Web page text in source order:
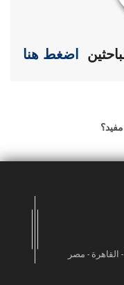
الزائـرون
اضغط هنا
القاهرة - مصر